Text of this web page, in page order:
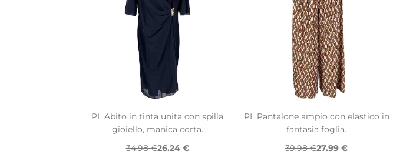
PL Abito in tinta unita con spilla
gioiello, manica corta.
34.98 €26.24 €
PL Pantalone ampio con elastico in
fantasia foglia.
39.98 €27.99 €